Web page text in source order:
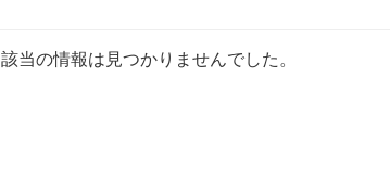
該当の情報は見つかりませんでした。